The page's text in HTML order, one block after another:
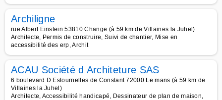
Archiligne
rue Albert Einstein 53810 Change (à 59 km de Villaines la Juhel)
Architecte, Permis de construire, Suivi de chantier, Mise en
accessibilité des erp, Archit
ACAU Société d Architeture SAS
6 boulevard D Estournelles de Constant 72000 Le mans (à 59 km de
Villaines la Juhel)
Architecte, Accessibilité handicapé, Dessinateur de plan de maison,